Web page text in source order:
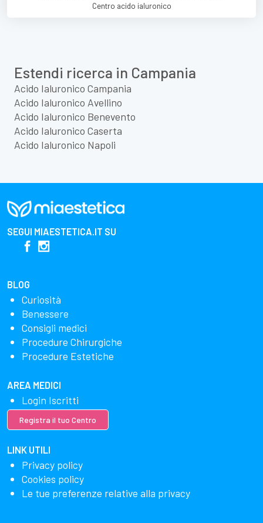
Centro acido ialuronico
Estendi ricerca in Campania
Acido Ialuronico Campania
Acido Ialuronico Avellino
Acido Ialuronico Benevento
Acido Ialuronico Caserta
Acido Ialuronico Napoli
SEGUI MIAESTETICA.IT SU
BLOG
Curiosità
Benessere
Consigli medici
Procedure Chirurgiche
Procedure Estetiche
AREA MEDICI
Login Iscritti
Registra il tuo Centro
LINK UTILI
Privacy policy
Cookies policy
Le tue preferenze relative alla privacy